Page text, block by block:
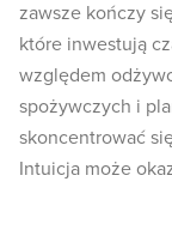
zawsze kończy
które inwestują
względem
spożywczych i
skoncentrować
Intuicja może